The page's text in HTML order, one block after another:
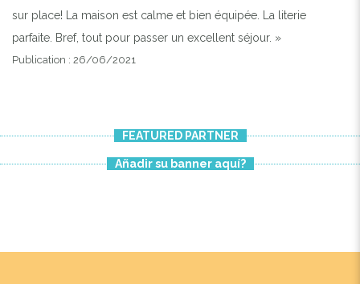
sur place! La maison est calme et bien équipée. La literie
parfaite. Bref, tout pour passer un excellent séjour. »
Publication : 26/06/2021
FEATURED PARTNER
Añadir su banner aquí?